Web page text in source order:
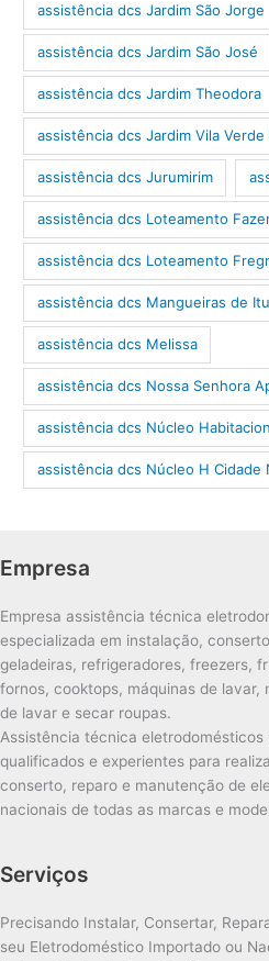
assistência dcs Jardim São Jorge
assistência dcs Jardim São José
assistência dcs Jardim Theodora
assistência dcs Jardim Vila Verde
assistência dcs Jurumirim
assistência dcs Loteamento
assistência dcs Loteamento
assistência dcs Mangueiras de Itu
assistência dcs Melissa
assistência dcs Nossa Senhora
assistência dcs Núcleo
assistência dcs Núcleo H Cidade
Empresa
Empresa assistência técnica
especializada em instalação,
geladeiras, refrigeradores, freezers,
fornos, cooktops, máquinas de lavar,
de lavar e secar roupas.
Assistência técnica
qualificados e experientes para
conserto, reparo e manutenção de
nacionais de todas as marcas e
Serviços
Precisando Instalar, Consertar,
seu Eletrodoméstico Importado ou